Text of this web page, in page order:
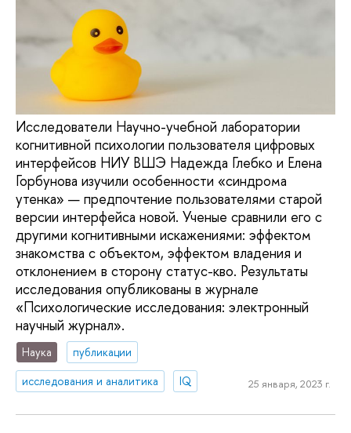
Исследователи Научно-учебной лаборатории
когнитивной психологии пользователя цифровых
интерфейсов НИУ ВШЭ Надежда Глебко и Елена
Горбунова изучили особенности «синдрома
утенка» — предпочтение пользователями старой
версии интерфейса новой. Ученые сравнили его с
другими когнитивными искажениями: эффектом
знакомства с объектом, эффектом владения и
отклонением в сторону статус-кво. Результаты
исследования опубликованы в журнале
«Психологические исследования: электронный
научный журнал».
Наука
публикации
исследования и аналитика
IQ 25 января, 2023 г.